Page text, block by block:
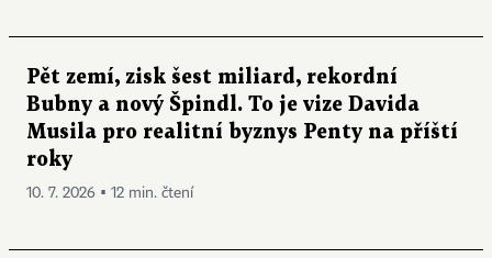
Pět zemí, zisk šest miliard, rekordní
Bubny a nový Špindl. To je vize Davida
Musila pro realitní byznys Penty na příští
roky
10. 7. 2026 ▪ 12 min. čtení